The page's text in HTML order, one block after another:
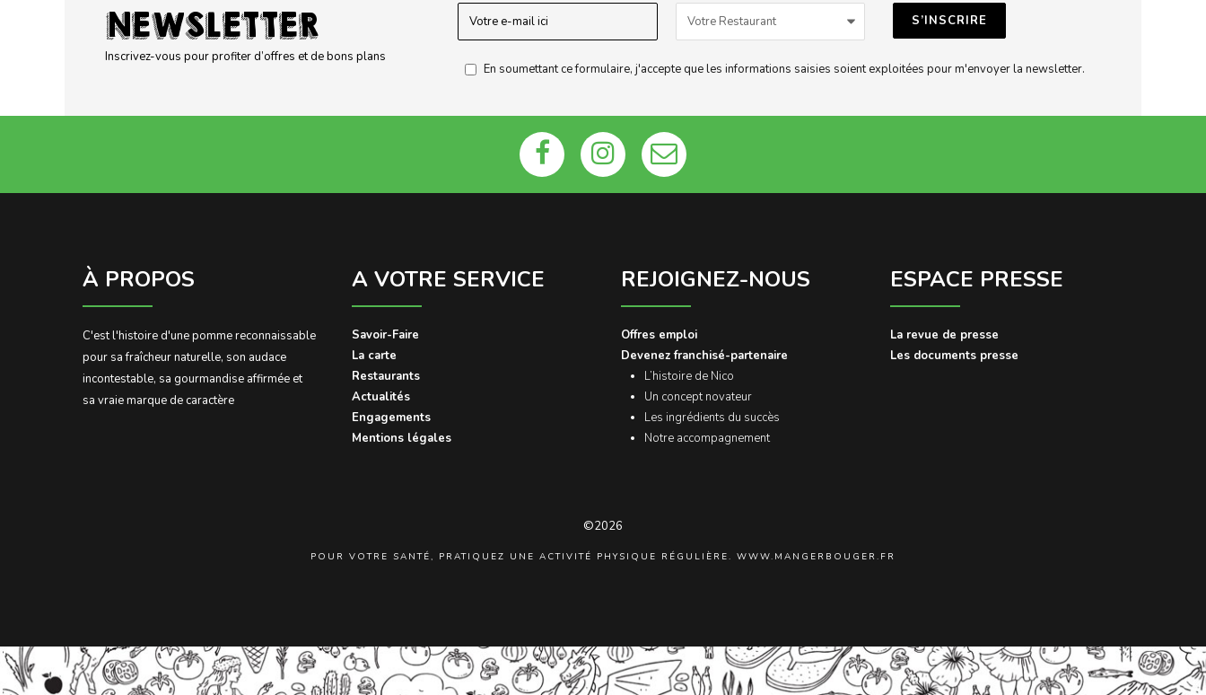
NEWSLETTER
Inscrivez-vous pour profiter d’offres et de bons plans
En soumettant ce formulaire, j'accepte que les informations saisies soient exploitées pour m'envoyer la newsletter.
À PROPOS
C'est l'histoire d'une pomme reconnaissable
pour sa fraîcheur naturelle, son audace
incontestable, sa gourmandise affirmée et
sa vraie marque de caractère
A VOTRE SERVICE
Savoir-Faire
La carte
Restaurants
Actualités
Engagements
Mentions légales
REJOIGNEZ-NOUS
Offres emploi
Devenez franchisé-partenaire
L’histoire de Nico
Un concept novateur
Les ingrédients du succès
Notre accompagnement
ESPACE PRESSE
La revue de presse
Les documents presse
©2026
POUR VOTRE SANTÉ, PRATIQUEZ UNE ACTIVITÉ PHYSIQUE RÉGULIÈRE. WWW.MANGERBOUGER.FR